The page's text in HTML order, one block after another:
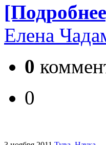
Елена
0
0